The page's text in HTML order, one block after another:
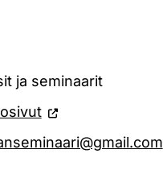
ja seminaarit